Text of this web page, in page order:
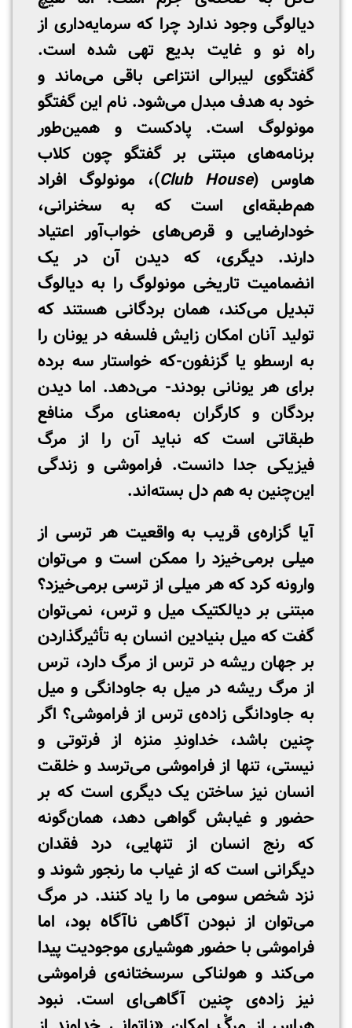
دیالوگی وجود ندارد چرا که سرمایه‌داری از
راه نو و غایت بدیع تهی شده است.
گفتگوی لیبرالی انتزاعی باقی می‌ماند و
خود به هدف مبدل می‌شود. نام این گفتگو
مونولوگ است. پادکست و همین‌طور
برنامه‌های مبتنی بر گفتگو چون کلاب
هاوس (Club House)، مونولوگ افراد
هم‌طبقه‌ای است که به سخنرانی،
خودارضایی و قرص‌های خواب‌آور اعتیاد
دارند. دیگری، که دیدن آن در یک
انضمامیت تاریخی مونولوگ را به دیالوگ
تبدیل می‌کند، همان بردگانی هستند که
تولید آنان امکان زایش فلسفه در یونان را
به ارسطو یا گزنفون-که خواستار سه برده
برای هر یونانی بودند- می‌دهد. اما دیدن
بردگان و کارگران به‌معنای مرگ منافع
طبقاتی است که نباید آن را از مرگ
فیزیکی جدا دانست. فراموشی و زندگی
این‌چنین به هم دل بسته‌اند.
آیا گزاره‌ی قریب به واقعیت هر ترسی از
میلی برمی‌خیزد را ممکن است و می‌توان
وارونه کرد که هر میلی از ترسی برمی‌خیزد؟
مبتنی بر دیالکتیک میل و ترس، نمی‌توان
گفت که میل بنیادین انسان به تأثیرگذاردن
بر جهان ریشه در ترس از مرگ دارد، ترس
از مرگ ریشه در میل به جاودانگی و میل
به جاودانگی زاده‌ی ترس از فراموشی؟ اگر
چنین باشد، خداوندِ منزه از فرتوتی و
نیستی، تنها از فراموشی می‌ترسد و خلقت
انسان نیز ساختن یک دیگری است که بر
حضور و غیابش گواهی دهد، همان‌گونه
که رنج انسان از تنهایی، درد فقدان
دیگرانی است که از غیاب ما رنجور شوند و
نزد شخص سومی ما را یاد کنند. در مرگ
می‌توان از نبودن آگاهی ناآگاه بود، اما
فراموشی با حضور هوشیاری موجودیت پیدا
می‌کند و هولناکی سرسختانه‌ی فراموشی
نیز زاده‌ی چنین آگاهی‌ای است. نبود